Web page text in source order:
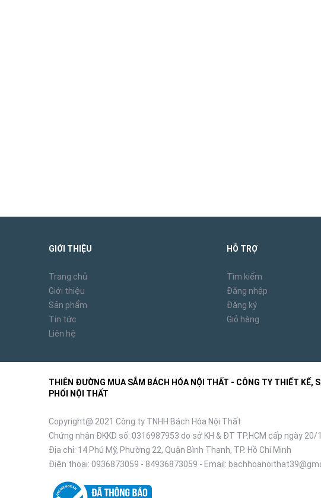
GIỚI THIỆU
Trang chủ
Giới thiệu
Sản phẩm
Tin tức
Liên hệ
HỖ TRỢ
Tìm kiếm
Đăng nhập
Đăng ký
Giỏ hàng
THIÊN ĐƯỜNG MUA SẮM BÁCH HÓA NỘI THẤT - CÔNG TY THIẾT KẾ,
PHỐI NỘI THẤT
Copyright@ 2021 Công ty TNHH Bách Hóa Nội Thất
Chứng nhận ĐKKD số: 0316987953 do sở KH & ĐT TP.HCM cấp ngày 20/
Địa chỉ: 14 Phú Mỹ, Phường 22, Quận Bình Thạnh, TP. Hồ Chí Minh
Điện thoại: 0936873059 - 84936873059 - Email: